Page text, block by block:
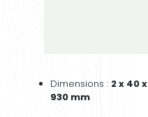
Dimensions : 2 x 40 x
930 mm